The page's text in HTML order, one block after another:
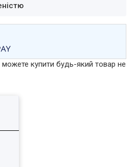
можете купити будь-який товар не